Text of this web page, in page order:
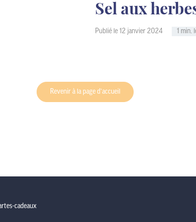
Sel aux
Publié le 12 janvier 2024 1 min.
Revenir à la page d’accueil
cadeaux